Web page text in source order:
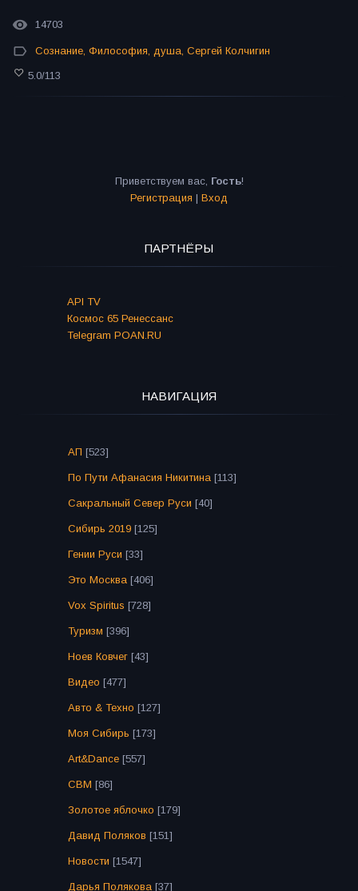
14703
Сознание, Философия, душа, Сергей Колчигин
5.0/113
Приветствуем вас, Гость!
Регистрация | Вход
ПАРТНЁРЫ
API TV
Космос 65 Ренессанс
Telegram POAN.RU
НАВИГАЦИЯ
АП [523]
По Пути Афанасия Никитина [113]
Сакральный Север Руси [40]
Сибирь 2019 [125]
Гении Руси [33]
Это Москва [406]
Vox Spiritus [728]
Туризм [396]
Ноев Ковчег [43]
Видео [477]
Авто & Техно [127]
Моя Сибирь [173]
Art&Dance [557]
СВМ [86]
Золотое яблочко [179]
Давид Поляков [151]
Новости [1547]
Дарья Полякова [37]